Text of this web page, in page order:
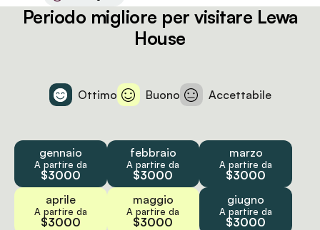
Periodo migliore per visitare Lewa
House
Ottimo Buono Accettabile
gennaio
A partire da
$3000
febbraio
A partire da
$3000
marzo
A partire da
$3000
aprile
A partire da
$3000
maggio
A partire da
$3000
giugno
A partire da
$3000